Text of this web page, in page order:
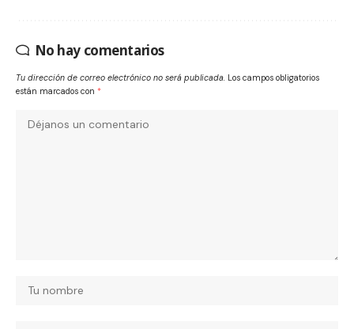
No hay comentarios
Tu dirección de correo electrónico no será publicada. Los campos obligatorios
están marcados con *